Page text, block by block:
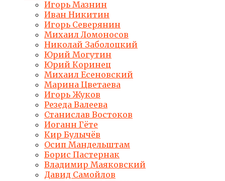
Игорь Мазнин
Иван Никитин
Игорь Северянин
Михаил Ломоносов
Николай Заболоцкий
Юрий Могутин
Юрий Коринец
Михаил Есеновский
Марина Цветаева
Игорь Жуков
Резеда Валеева
Станислав Востоков
Иоганн Гёте
Кир Булычёв
Осип Мандельштам
Борис Пастернак
Владимир Маяковский
Давид Самойлов